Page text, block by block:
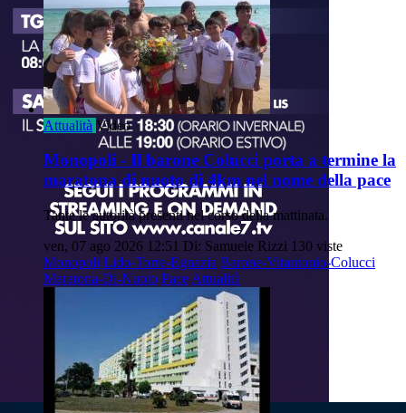
Attualità Video
Monopoli - Il barone Colucci porta a termine la
maratona di nuoto di 4km nel nome della pace
Tante le autorità presenti nel corso della mattinata.
ven, 07 ago 2026 12:51 Di: Samuele Rizzi 130 viste
Monopoli Lido-Torre-Egnazia Barone-Vitantonio-Colucci
Maratona-Di-Nuoto Pace Attualità